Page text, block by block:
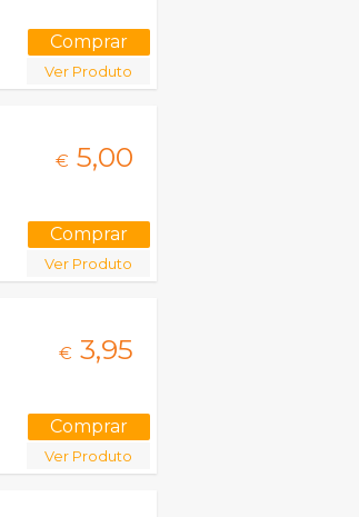
Ver Produto
€ 5,00
Ver Produto
€ 3,95
Ver Produto